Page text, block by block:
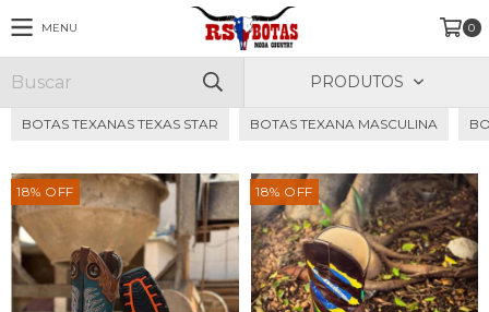
MENU 0
PRODUTOS
BOTAS TEXANAS TEXAS STAR BOTAS TEXANA MASCULINA
18% OFF 18% OFF